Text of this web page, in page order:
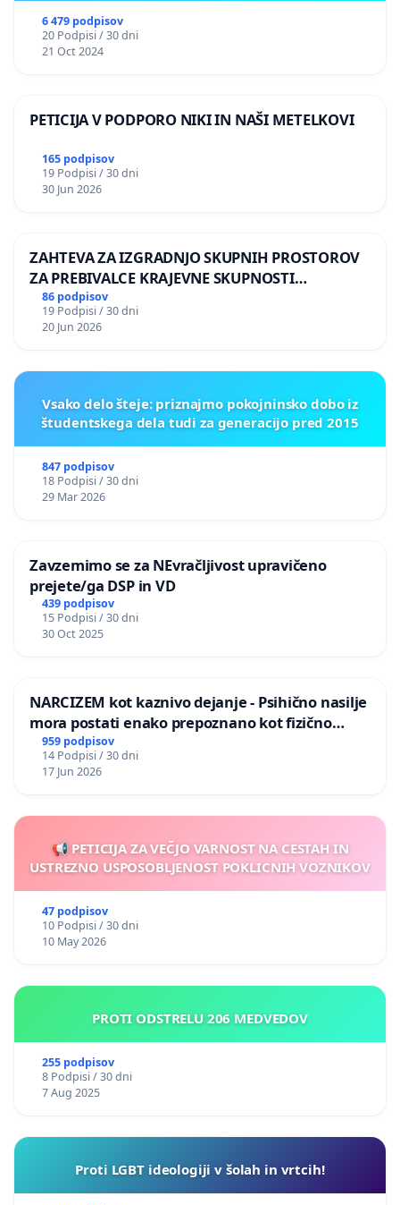
6 479 podpisov
20 Podpisi / 30 dni
21 Oct 2024
PETICIJA V PODPORO NIKI IN NAŠI METELKOVI
165 podpisov
19 Podpisi / 30 dni
30 Jun 2026
ZAHTEVA ZA IZGRADNJO SKUPNIH PROSTOROV
ZA PREBIVALCE KRAJEVNE SKUPNOSTI
PRESTRANEK
86 podpisov
19 Podpisi / 30 dni
20 Jun 2026
Vsako delo šteje: priznajmo pokojninsko dobo iz
študentskega dela tudi za generacijo pred 2015
847 podpisov
18 Podpisi / 30 dni
29 Mar 2026
Zavzemimo se za NEvračljivost upravičeno
prejete/ga DSP in VD
439 podpisov
15 Podpisi / 30 dni
30 Oct 2025
NARCIZEM kot kaznivo dejanje - Psihično nasilje
mora postati enako prepoznano kot fizično
nasilje
959 podpisov
14 Podpisi / 30 dni
17 Jun 2026
📢 PETICIJA ZA VEČJO VARNOST NA CESTAH IN
USTREZNO USPOSOBLJENOST POKLICNIH VOZNIKOV
47 podpisov
10 Podpisi / 30 dni
10 May 2026
PROTI ODSTRELU 206 MEDVEDOV
255 podpisov
8 Podpisi / 30 dni
7 Aug 2025
Proti LGBT ideologiji v šolah in vrtcih!